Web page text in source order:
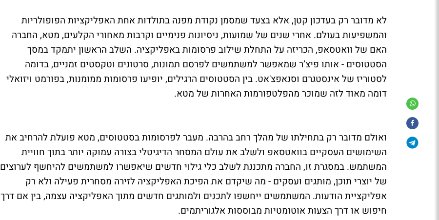
לא מדובר רק בעדכון קטן, אלא בצעד שמסמן נקודת מפנה בתולדות אחת האפליקציות הפופולריות
והמשפיעות בעולם. אחרי שנים של שמועות, ניסיונות פנימיים וקרבות מאחורי הקלעים, מטא, החברה
האם של וואטסאפ, הכריזה על התחלת שילוב פרסומות באפליקציה. השלב הראשון יתמקד במסך
הסטטוסים - אותו פיצ’ר שמאפשר למשתמשים לפרסם תמונות, סרטונים וטקסטים זמניים, בדומה
לסטוריז של אינסטגרם וסנאפצ'אט. בין הסטטוסים הרגילים, יופיעו פרסומות ממומנות, בפורמט ויזואלי
דומה מאוד לזה שמוכר מהפלטפורמות האחרות של מטא.
ואולם מדובר רק בתחילתו של מהלך רחב בהרבה. מעבר לפרסומות בסטטוסים, מטא פועלת להרחיב את
השימושים העסקיים בוואטסאפ ולשלב את עולם המסחר הדיגיטלי בצורה עמוקה יותר בתוך חוויית
המשתמש. במסגרת זו, החברה מתכננת לשלב כלי גילוי חדשים שיאפשרו למשתמשים להיחשף לערוצים
של יוצרי תוכן, מותגים ועסקים - מה שיקדם את הפיכת האפליקציה לזירה מסחרית פעילה ולא רק
אפליקציית הודעות. המשתמשים ייחשפו לתכנים ולמותגים חדשים מתוך האפליקציה עצמה, בין אם דרך
חיפוש או דרך הצעות אוטומטיות מבוססות אלגוריתמים.